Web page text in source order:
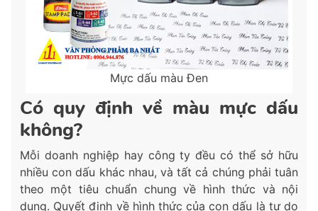
Mực dấu màu Đen
Có quy định về màu mực dấu
không?
Mỗi doanh nghiệp hay công ty đều có thể sở hữu
nhiều con dấu khác nhau, và tất cả chúng phải tuân
theo một tiêu chuẩn chung về hình thức và nội
dung. Quyết định về hình thức của con dấu là tự do